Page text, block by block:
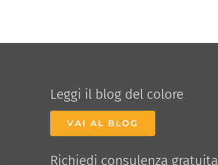
Leggi il blog del colore
VAI AL BLOG
Richiedi consulenza gratuita